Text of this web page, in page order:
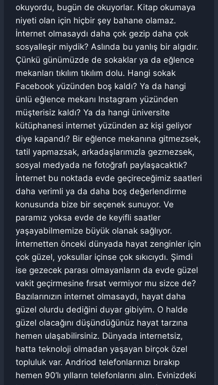
okuyordu, bugün de okuyorlar. Kitap okumaya
niyeti olan için hiçbir şey bahane olamaz.
İnternet olmasaydı daha çok gezip daha çok
sosyalleşir miydik? Aslında bu yanlış bir algıdır.
Çünkü günümüzde de sokaklar ya da eğlence
mekanları tıkılım tıkılım dolu. Hangi sokak
Facebook yüzünden boş kaldı? Ya da hangi
ünlü eğlence mekanı Instagram yüzünden
müşterisiz kaldı? Ya da hangi üniversite
kütüphanesi internet yüzünden az kişi geliyor
diye kapandı? Bir eğlence mekanına gitmezsek,
tatil yapmazsak, arkadaşlarımızla gezmezsek,
sosyal medyada ne fotoğrafı paylaşacaktık?
İnternet bu noktada evde geçireceğimiz saatleri
daha verimli ya da daha boş değerlendirme
konusunda bize bir seçenek sunuyor. Ve
paramız yoksa evde de keyifli saatler
yaşayabilmemize büyük olanak sağlıyor.
İnternetten önceki dünyada hayat zenginler için
çok güzel, yoksullar içinse çok sıkıcıydı. Şimdi
ise gezecek parası olmayanların da evde güzel
vakit geçirmesine fırsat vermiyor mu sizce de?
Bazılarınızın internet olmasaydı, hayat daha
güzel olurdu dediğini duyar gibiyim. O halde
güzel olacağını düşündüğünüz hayat tarzına
hemen ulaşabilirsiniz. Dünyada internetsiz,
hatta teknoloji olmadan yaşayan birçok özel
topluluk var. Andriod telefonlarınızı bırakıp
hemen 90’lı yılların telefonlarını alın. Evinizdeki